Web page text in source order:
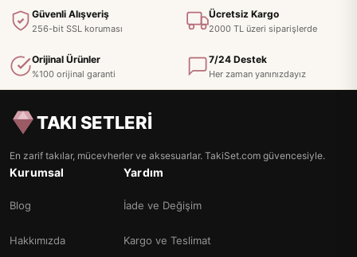
Güvenli Alışveriş
256-bit SSL koruması
Ücretsiz Kargo
2000 TL üzeri siparişlerde
Orijinal Ürünler
%100 orijinal garanti
7/24 Destek
Her zaman yanınızdayız
TAKI SETLERİ
En zarif takılar, mücevherler ve aksesuarlar. TakiSet.com güvencesiyle.
Kurumsal
Blog
Hakkımızda
Yardım
İade ve Değişim
Kargo ve Teslimat